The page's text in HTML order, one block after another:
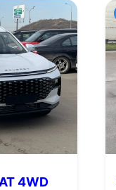
4WD